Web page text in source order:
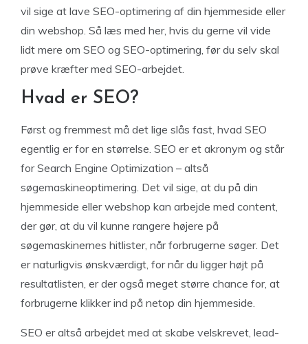
vil sige at lave SEO-optimering af din hjemmeside eller
din webshop. Så læs med her, hvis du gerne vil vide
lidt mere om SEO og SEO-optimering, før du selv skal
prøve kræfter med SEO-arbejdet.
Hvad er SEO?
Først og fremmest må det lige slås fast, hvad SEO
egentlig er for en størrelse. SEO er et akronym og står
for Search Engine Optimization – altså
søgemaskineoptimering. Det vil sige, at du på din
hjemmeside eller webshop kan arbejde med content,
der gør, at du vil kunne rangere højere på
søgemaskinernes hitlister, når forbrugerne søger. Det
er naturligvis ønskværdigt, for når du ligger højt på
resultatlisten, er der også meget større chance for, at
forbrugerne klikker ind på netop din hjemmeside.
SEO er altså arbejdet med at skabe velskrevet, lead-